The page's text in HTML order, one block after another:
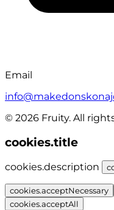
Email
© 2026 Fruity. All
cookies.title
cookies.description
cookies.acceptNecessary
cookies.acceptAll